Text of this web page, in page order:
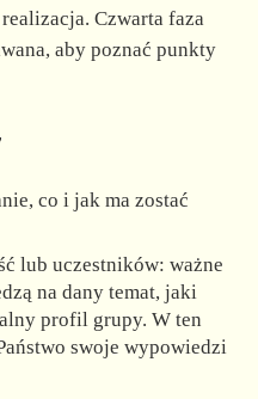
Czwarta faza
aby poznać punkty
co i jak ma zostać
lub uczestników: ważne
na dany temat, jaki
profil grupy. W ten
swoje wypowiedzi